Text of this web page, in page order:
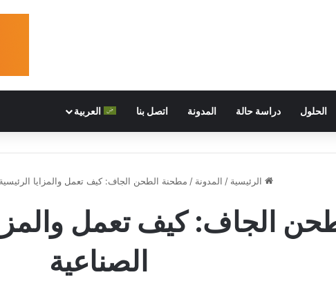
الحلول دراسة حالة المدونة اتصل بنا العربية
الرئيسية / المدونة / مطحنة الطحن الجاف: كيف تعمل والمزايا الرئيسية
الجاف: كيف تعمل
الصناعية